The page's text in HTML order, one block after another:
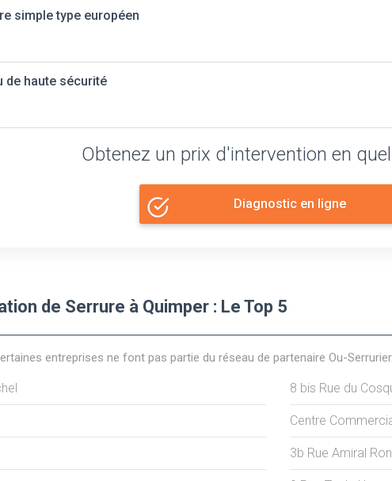
simple type européen
de haute sécurité
Obtenez un prix d'intervention en
Diagnostic en ligne
de Serrure à Quimper : Le Top 5
entreprises ne font pas partie du réseau de partenaire Ou-
8 bis Rue du
Centre
3b Rue Amiral